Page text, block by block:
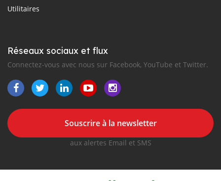
Utilitaires
Réseaux sociaux et flux
Connectez-vous avec nous sur Facebook, YouTube et Twitter.
Souscrire à la newsletter
aux alertes Email et SMS